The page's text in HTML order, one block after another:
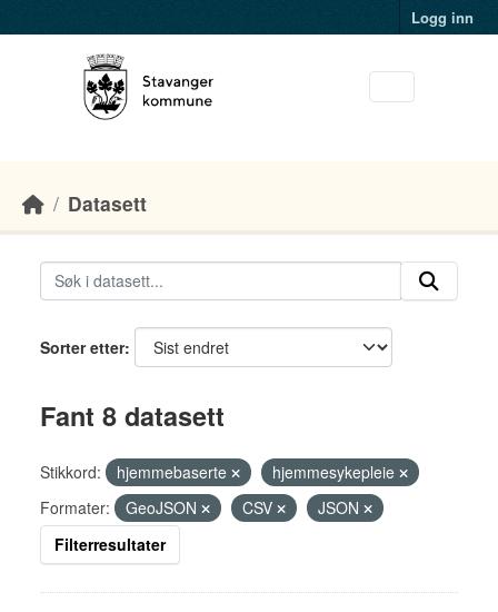
Logg inn
Datasett
Sorter etter
Fant 8 datasett
Stikkord: hjemmebaserte
hjemmesykepleie
Formater:
GeoJSON CSV
JSON
Filterresultater